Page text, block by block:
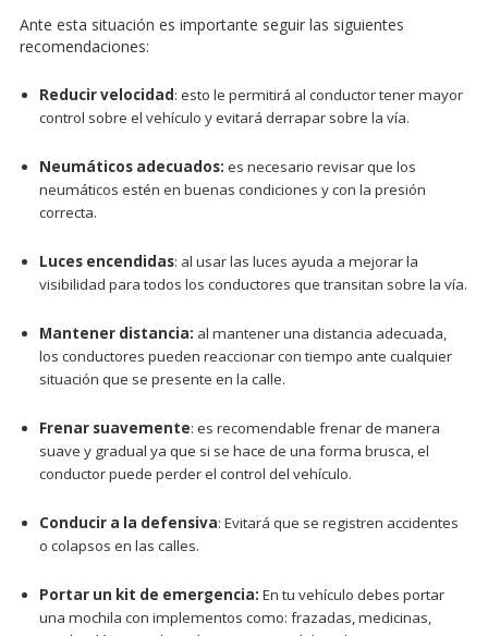
Ante esta situación es importante seguir las siguientes
recomendaciones:
Reducir velocidad: esto le permitirá al conductor tener mayor
control sobre el vehículo y evitará derrapar sobre la vía.
Neumáticos adecuados: es necesario revisar que los
neumáticos estén en buenas condiciones y con la presión
correcta.
Luces encendidas: al usar las luces ayuda a mejorar la
visibilidad para todos los conductores que transitan sobre la vía.
Mantener distancia: al mantener una distancia adecuada,
los conductores pueden reaccionar con tiempo ante cualquier
situación que se presente en la calle.
Frenar suavemente: es recomendable frenar de manera
suave y gradual ya que si se hace de una forma brusca, el
conductor puede perder el control del vehículo.
Conducir a la defensiva: Evitará que se registren accidentes
o colapsos en las calles.
Portar un kit de emergencia: En tu vehículo debes portar
una mochila con implementos como: frazadas, medicinas,